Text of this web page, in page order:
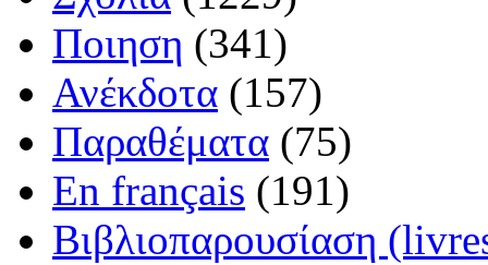
Ποιηση (341)
Ανέκδοτα (157)
Παραθέματα (75)
En français (191)
Βιβλιοπαρουσίαση